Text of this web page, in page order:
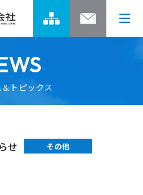
トピックス
せ その他